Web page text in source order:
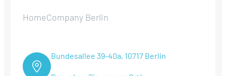
HomeCompany Berlin
Bundesallee 39-40a, 10717 Berlin